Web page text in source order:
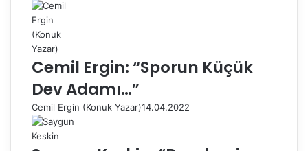
Cemil Ergin: “Sporun Küçük
Dev Adamı…”
Cemil Ergin (Konuk Yazar)14.04.2022